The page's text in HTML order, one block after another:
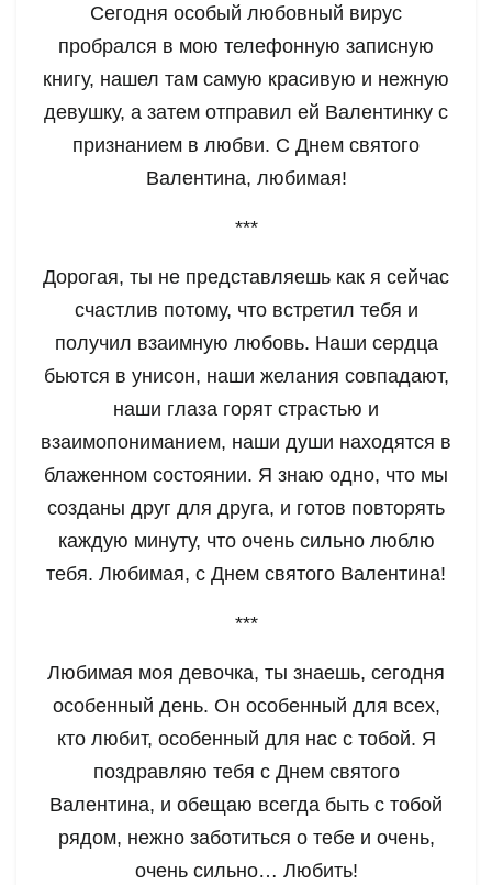
Сегодня особый любовный вирус
пробрался в мою телефонную записную
книгу, нашел там самую красивую и нежную
девушку, а затем отправил ей Валентинку с
признанием в любви. С Днем святого
Валентина, любимая!
***
Дорогая, ты не представляешь как я сейчас
счастлив потому, что встретил тебя и
получил взаимную любовь. Наши сердца
бьются в унисон, наши желания совпадают,
наши глаза горят страстью и
взаимопониманием, наши души находятся в
блаженном состоянии. Я знаю одно, что мы
созданы друг для друга, и готов повторять
каждую минуту, что очень сильно люблю
тебя. Любимая, с Днем святого Валентина!
***
Любимая моя девочка, ты знаешь, сегодня
особенный день. Он особенный для всех,
кто любит, особенный для нас с тобой. Я
поздравляю тебя с Днем святого
Валентина, и обещаю всегда быть с тобой
рядом, нежно заботиться о тебе и очень,
очень сильно… Любить!